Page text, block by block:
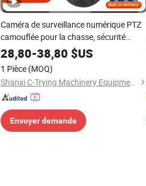
Caméra de surveillance numérique PTZ
camouflée pour la chasse, sécurité
extérieure, CCTV
28,80-38,80 $US
1 Pièce (MOQ)
Shanxi C-Trying Machinery Equipment Co., Ltd
Envoyer demande